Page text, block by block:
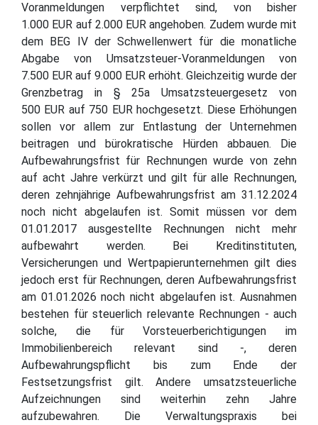
Voranmeldungen verpflichtet sind, von bisher
1.000 EUR auf 2.000 EUR angehoben. Zudem wurde mit
dem BEG IV der Schwellenwert für die monatliche
Abgabe von Umsatzsteuer-Voranmeldungen von
7.500 EUR auf 9.000 EUR erhöht. Gleichzeitig wurde der
Grenzbetrag in § 25a Umsatzsteuergesetz von
500 EUR auf 750 EUR hochgesetzt. Diese Erhöhungen
sollen vor allem zur Entlastung der Unternehmen
beitragen und bürokratische Hürden abbauen. Die
Aufbewahrungsfrist für Rechnungen wurde von zehn
auf acht Jahre verkürzt und gilt für alle Rechnungen,
deren zehnjährige Aufbewahrungsfrist am 31.12.2024
noch nicht abgelaufen ist. Somit müssen vor dem
01.01.2017 ausgestellte Rechnungen nicht mehr
aufbewahrt werden. Bei Kreditinstituten,
Versicherungen und Wertpapierunternehmen gilt dies
jedoch erst für Rechnungen, deren Aufbewahrungsfrist
am 01.01.2026 noch nicht abgelaufen ist. Ausnahmen
bestehen für steuerlich relevante Rechnungen - auch
solche, die für Vorsteuerberichtigungen im
Immobilienbereich relevant sind -, deren
Aufbewahrungspflicht bis zum Ende der
Festsetzungsfrist gilt. Andere umsatzsteuerliche
Aufzeichnungen sind weiterhin zehn Jahre
aufzubewahren. Die Verwaltungspraxis bei